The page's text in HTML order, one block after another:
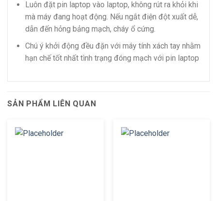
Luôn đặt pin laptop vào laptop, không rút ra khỏi khi
mà máy đang hoạt động. Nếu ngắt điện đột xuất dễ,
dẫn đến hỏng bảng mạch, cháy ổ cứng.
Chú ý khởi động đều đặn với máy tính xách tay nhằm
hạn chế tốt nhất tình trạng đóng mạch với pin laptop
SẢN PHẨM LIÊN QUAN